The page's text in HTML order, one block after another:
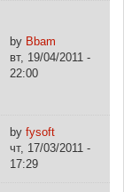
by Bbam
вт, 19/04/2011 -
22:00
by fysoft
чт, 17/03/2011 -
17:29